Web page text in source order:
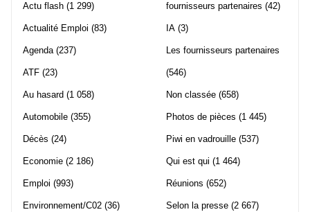
Actu flash (1 299)
Actualité Emploi (83)
Agenda(237)
ATF (23)
Au hasard (1 058)
Automobile (355)
Décès (24)
Economie (2 186)
Emploi (993)
Environnement/C02 (36)
fournisseurs partenaires (42)
IA (3)
Les fournisseurs partenaires
(546)
Non classée (658)
Photos de pièces (1 445)
Piwi en vadrouille (537)
Qui est qui (1 464)
Réunions (652)
Selon la presse (2 667)